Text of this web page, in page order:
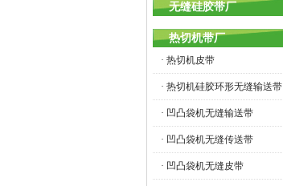
无缝硅胶带厂
热切机带厂
· 热切机皮带
· 热切机硅胶环形无缝输送带
· 凹凸袋机无缝输送带
· 凹凸袋机无缝传送带
· 凹凸袋机无缝皮带